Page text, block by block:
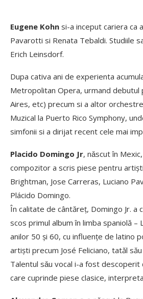
Eugene Kohn si-a inceput cariera ca
Pavarotti si Renata Tebaldi. Studiile
Erich Leinsdorf.
Dupa cativa ani de experienta
Metropolitan Opera, urmand debutul
Aires, etc) precum si a altor
Muzical la Puerto Rico Symphony,
simfonii si a dirijat recent cele mai
Placido Domingo Jr, nǎscut în
compozitor a scris piese pentru
Brightman, Jose Carreras, Luciano
Plácido Domingo.
În calitate de cântăreț, Domingo Jr. a
scos primul album în limba spaniolă
anilor 50 și 60, cu influențe de latino
artiști precum José Feliciano, tatăl
Talentul sǎu vocal i-a fost descoperit
care cuprinde piese clasice,